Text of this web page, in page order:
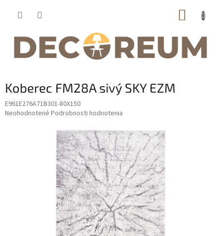
Koberec FM28A sivý SKY EZM
E961E276A71B301-80X150
Priemerné
Neohodnotené Podrobnosti hodnotenia